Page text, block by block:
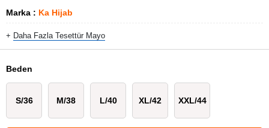
Marka : Ka Hijab
+ Daha Fazla Tesettür Mayo
Beden
S/36 M/38 L/40 XL/42 XXL/44